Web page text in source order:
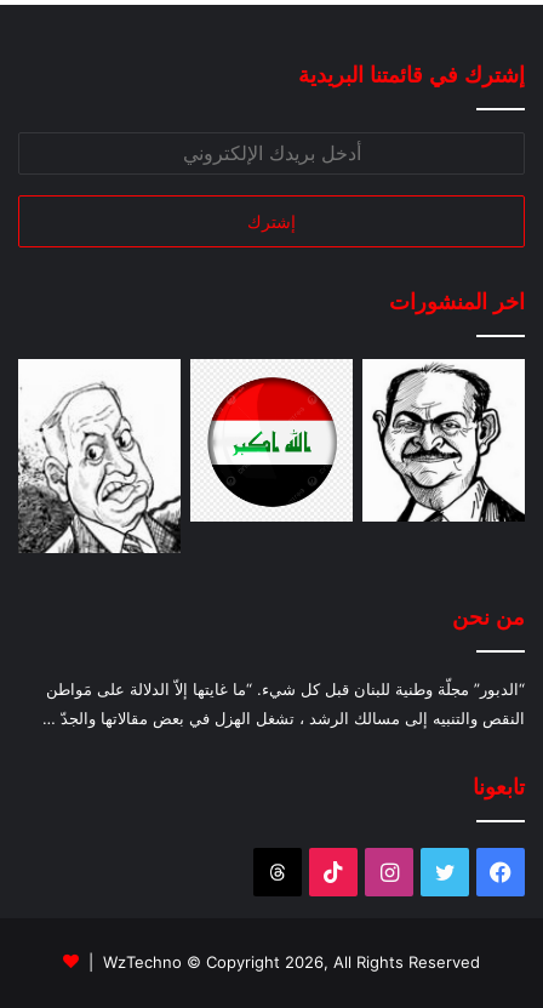
إشترك في قائمتنا البريدية
اخر المنشورات
من نحن
“الدبور” مجلّة وطنية للبنان قبل كل شيء. “ما غايتها إلاّ الدلالة على مَواطن
النقص والتنبيه إلى مسالك الرشد ، تشغل الهزل في بعض مقالاتها والجدّ …
تابعونا
فيسبوك تويتر انستقرام‫TikTok
WzTechno © Copyright 2026, All Rights Reserved |